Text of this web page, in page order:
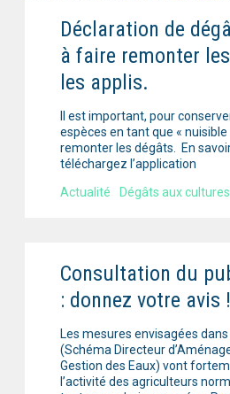
Déclaration de
à faire remonter
les applis.
Il est important, pour
espèces en tant que « nuisible
remonter les dégâts. En
téléchargez l’application
Actualité
Dégâts aux cultures
Consultation du
: donnez votre avis !
Les mesures envisagées dans
(Schéma Directeur
Gestion des Eaux) vont
l’activité des agriculteurs